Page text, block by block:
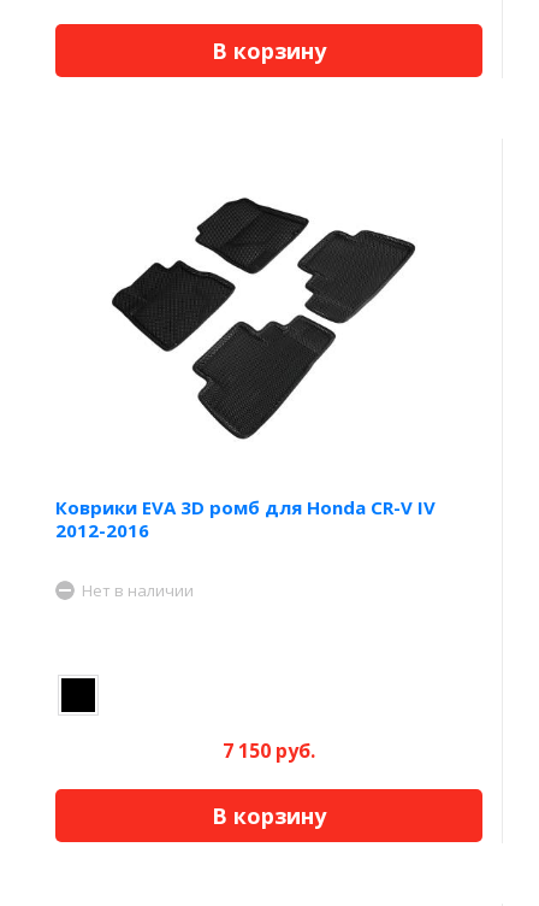
В корзину
Коврики EVA 3D ромб для Honda CR-V IV
2012-2016
Нет в наличии
7 150 руб.
В корзину